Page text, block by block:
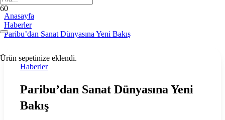
Ürün sepetinize eklendi.
Anasayfa
Haberler
Paribu’dan Sanat Dünyasına Yeni Bakış
Haberler
Paribu’dan Sanat Dünyasına Yeni
Bakış